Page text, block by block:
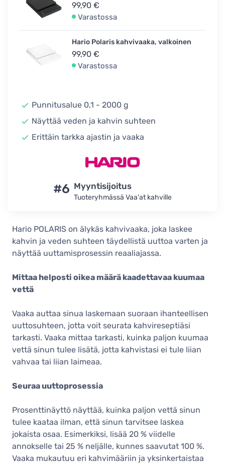
99,90 €
Varastossa
Hario Polaris kahvivaaka, valkoinen
99,90 €
Varastossa
Punnitusalue 0,1 - 2000 g
Näyttää veden ja kahvin suhteen
Erittäin tarkka ajastin ja vaaka
#6 Myyntisijoitus
Tuoteryhmässä Vaa'at kahville
Hario POLARIS on älykäs kahvivaaka, joka laskee
kahvin ja veden suhteen täydellistä uuttoa varten ja
näyttää uuttamisprosessin reaaliajassa.
Mittaa helposti oikea määrä kaadettavaa kuumaa
vettä
Vaaka auttaa sinua laskemaan suoraan ihanteellisen
uuttosuhteen, jotta voit seurata kahvireseptiäsi
tarkasti. Vaaka mittaa tarkasti, kuinka paljon kuumaa
vettä sinun tulee lisätä, jotta kahvistasi ei tule liian
vahvaa tai liian laimeaa.
Seuraa uuttoprosessia
Prosenttinäyttö näyttää, kuinka paljon vettä sinun
tulee kaataa ilman, että sinun tarvitsee laskea
jokaista osaa. Esimerkiksi, lisää 20 % viidelle
annokselle tai 25 % neljälle, kunnes saavutat 100 %.
Vaaka mukautuu eri kahvimääriin ja yksinkertaistaa